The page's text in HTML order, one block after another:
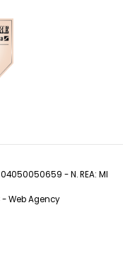
- N. REA: MI
-Web Agency